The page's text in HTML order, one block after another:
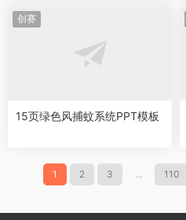
创赛
15页绿色风捕蚊系统PPT模板
1 2 3 ... 110